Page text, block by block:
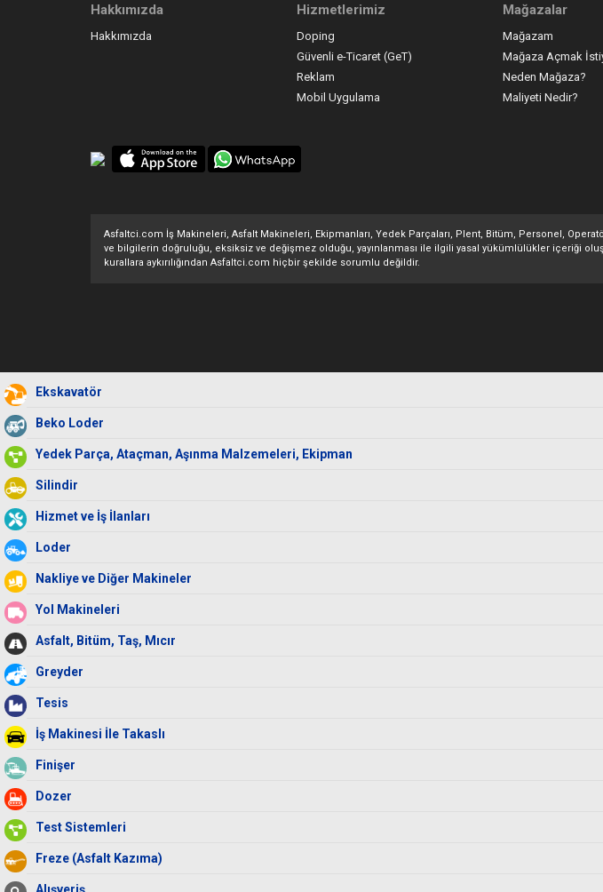
Hakkımızda
Hakkımızda
Hizmetlerimiz
Doping
Güvenli e-Ticaret (GeT)
Reklam
Mobil Uygulama
Mağazalar
Mağazam
Mağaza Açmak
Neden Mağaza?
Maliyeti Nedir?
Asfaltci.com İş Makineleri, Asfalt Makineleri, Ekipmanları, Yedek Parçaları, Plent, Bitüm, Personel,
ve bilgilerin doğruluğu, eksiksiz ve değişmez olduğu, yayınlanması ile ilgili yasal yükümlülükler içeriği
kurallara aykırılığından Asfaltci.com hiçbir şekilde sorumlu değildir.
Ekskavatör
Beko Loder
Yedek Parça, Ataçman, Aşınma Malzemeleri, Ekipman
Silindir
Hizmet ve İş İlanları
Loder
Nakliye ve Diğer Makineler
Yol Makineleri
Asfalt, Bitüm, Taş, Mıcır
Greyder
Tesis
İş Makinesi İle Takaslı
Finişer
Dozer
Test Sistemleri
Freze (Asfalt Kazıma)